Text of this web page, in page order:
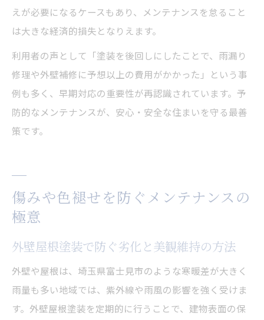
えが必要になるケースもあり、メンテナンスを怠ること
は大きな経済的損失となりえます。
利用者の声として「塗装を後回しにしたことで、雨漏り
修理や外壁補修に予想以上の費用がかかった」という事
例も多く、早期対応の重要性が再認識されています。予
防的なメンテナンスが、安心・安全な住まいを守る最善
策です。
傷みや色褪せを防ぐメンテナンスの
極意
外壁屋根塗装で防ぐ劣化と美観維持の方法
外壁や屋根は、埼玉県富士見市のような寒暖差が大きく
雨量も多い地域では、紫外線や雨風の影響を強く受けま
す。外壁屋根塗装を定期的に行うことで、建物表面の保